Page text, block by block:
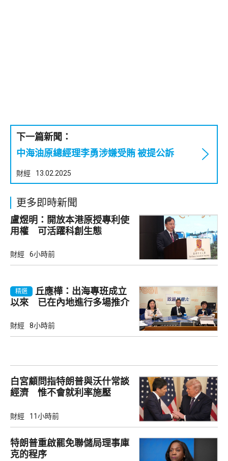
下一篇新聞：
中海油原總經理李勇涉嫌受賄 被提公訴
財經 13.02.2025
更多即時新聞
盧煜明：開放本港原授專利使
用權 可活躍科創生態
財經 6小時前
精選
丘應樺：出海專班成立
以來 已在內地進行多場推介
財經 8小時前
白宮顧問指特朗普與沃什常談
經濟 惟不會就利率施壓
財經 11小時前
特朗普重啟罷免聯儲局理事庫
克的程序